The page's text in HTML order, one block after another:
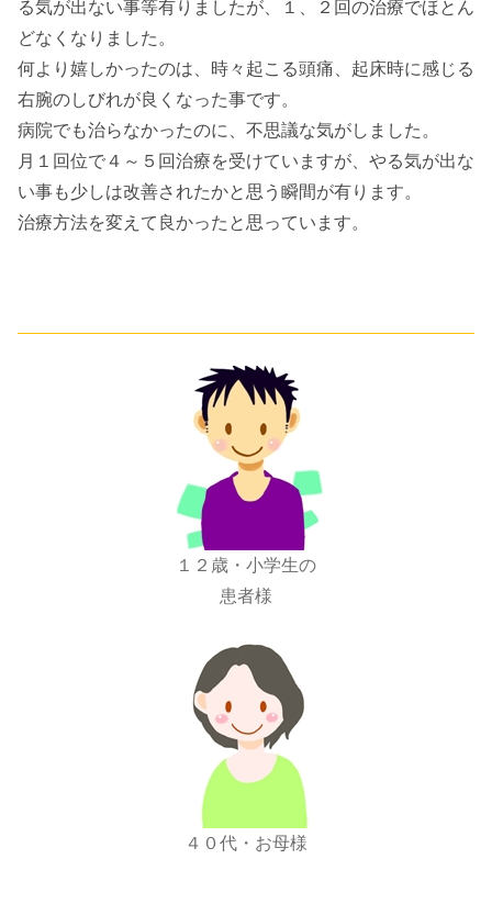
る気が出ない事等有りましたが、１、２回の治療でほとん
どなくなりました。
何より嬉しかったのは、時々起こる頭痛、起床時に感じる
右腕のしびれが良くなった事です。
病院でも治らなかったのに、不思議な気がしました。
月１回位で４～５回治療を受けていますが、やる気が出な
い事も少しは改善されたかと思う瞬間が有ります。
治療方法を変えて良かったと思っています。
１２歳・小学生の
患者様
４０代・お母様